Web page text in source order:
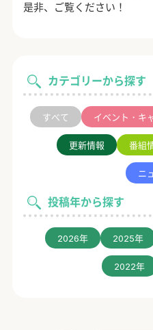
カテゴリーから探す
すべて イベント・キ
更新情報 番組
ニ
投稿年から探す
2026年 2025年
2022年
是非、ご覧ください！